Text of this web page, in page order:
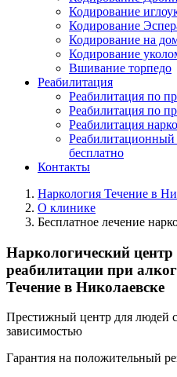
Кодирование
Кодирование
Кодирование на
Кодирование
Вшивание торпедо
Реабилитация
Реабилитация по
Реабилитация по
Реабилитация
Реабилитационный
бесплатно
Контакты
Наркология Течение в
О клинике
Бесплатное лечение
Наркологический
реабилитации при
Течение в Николаевске
Престижный центр для людей
зависимостью
Гарантия на положительный